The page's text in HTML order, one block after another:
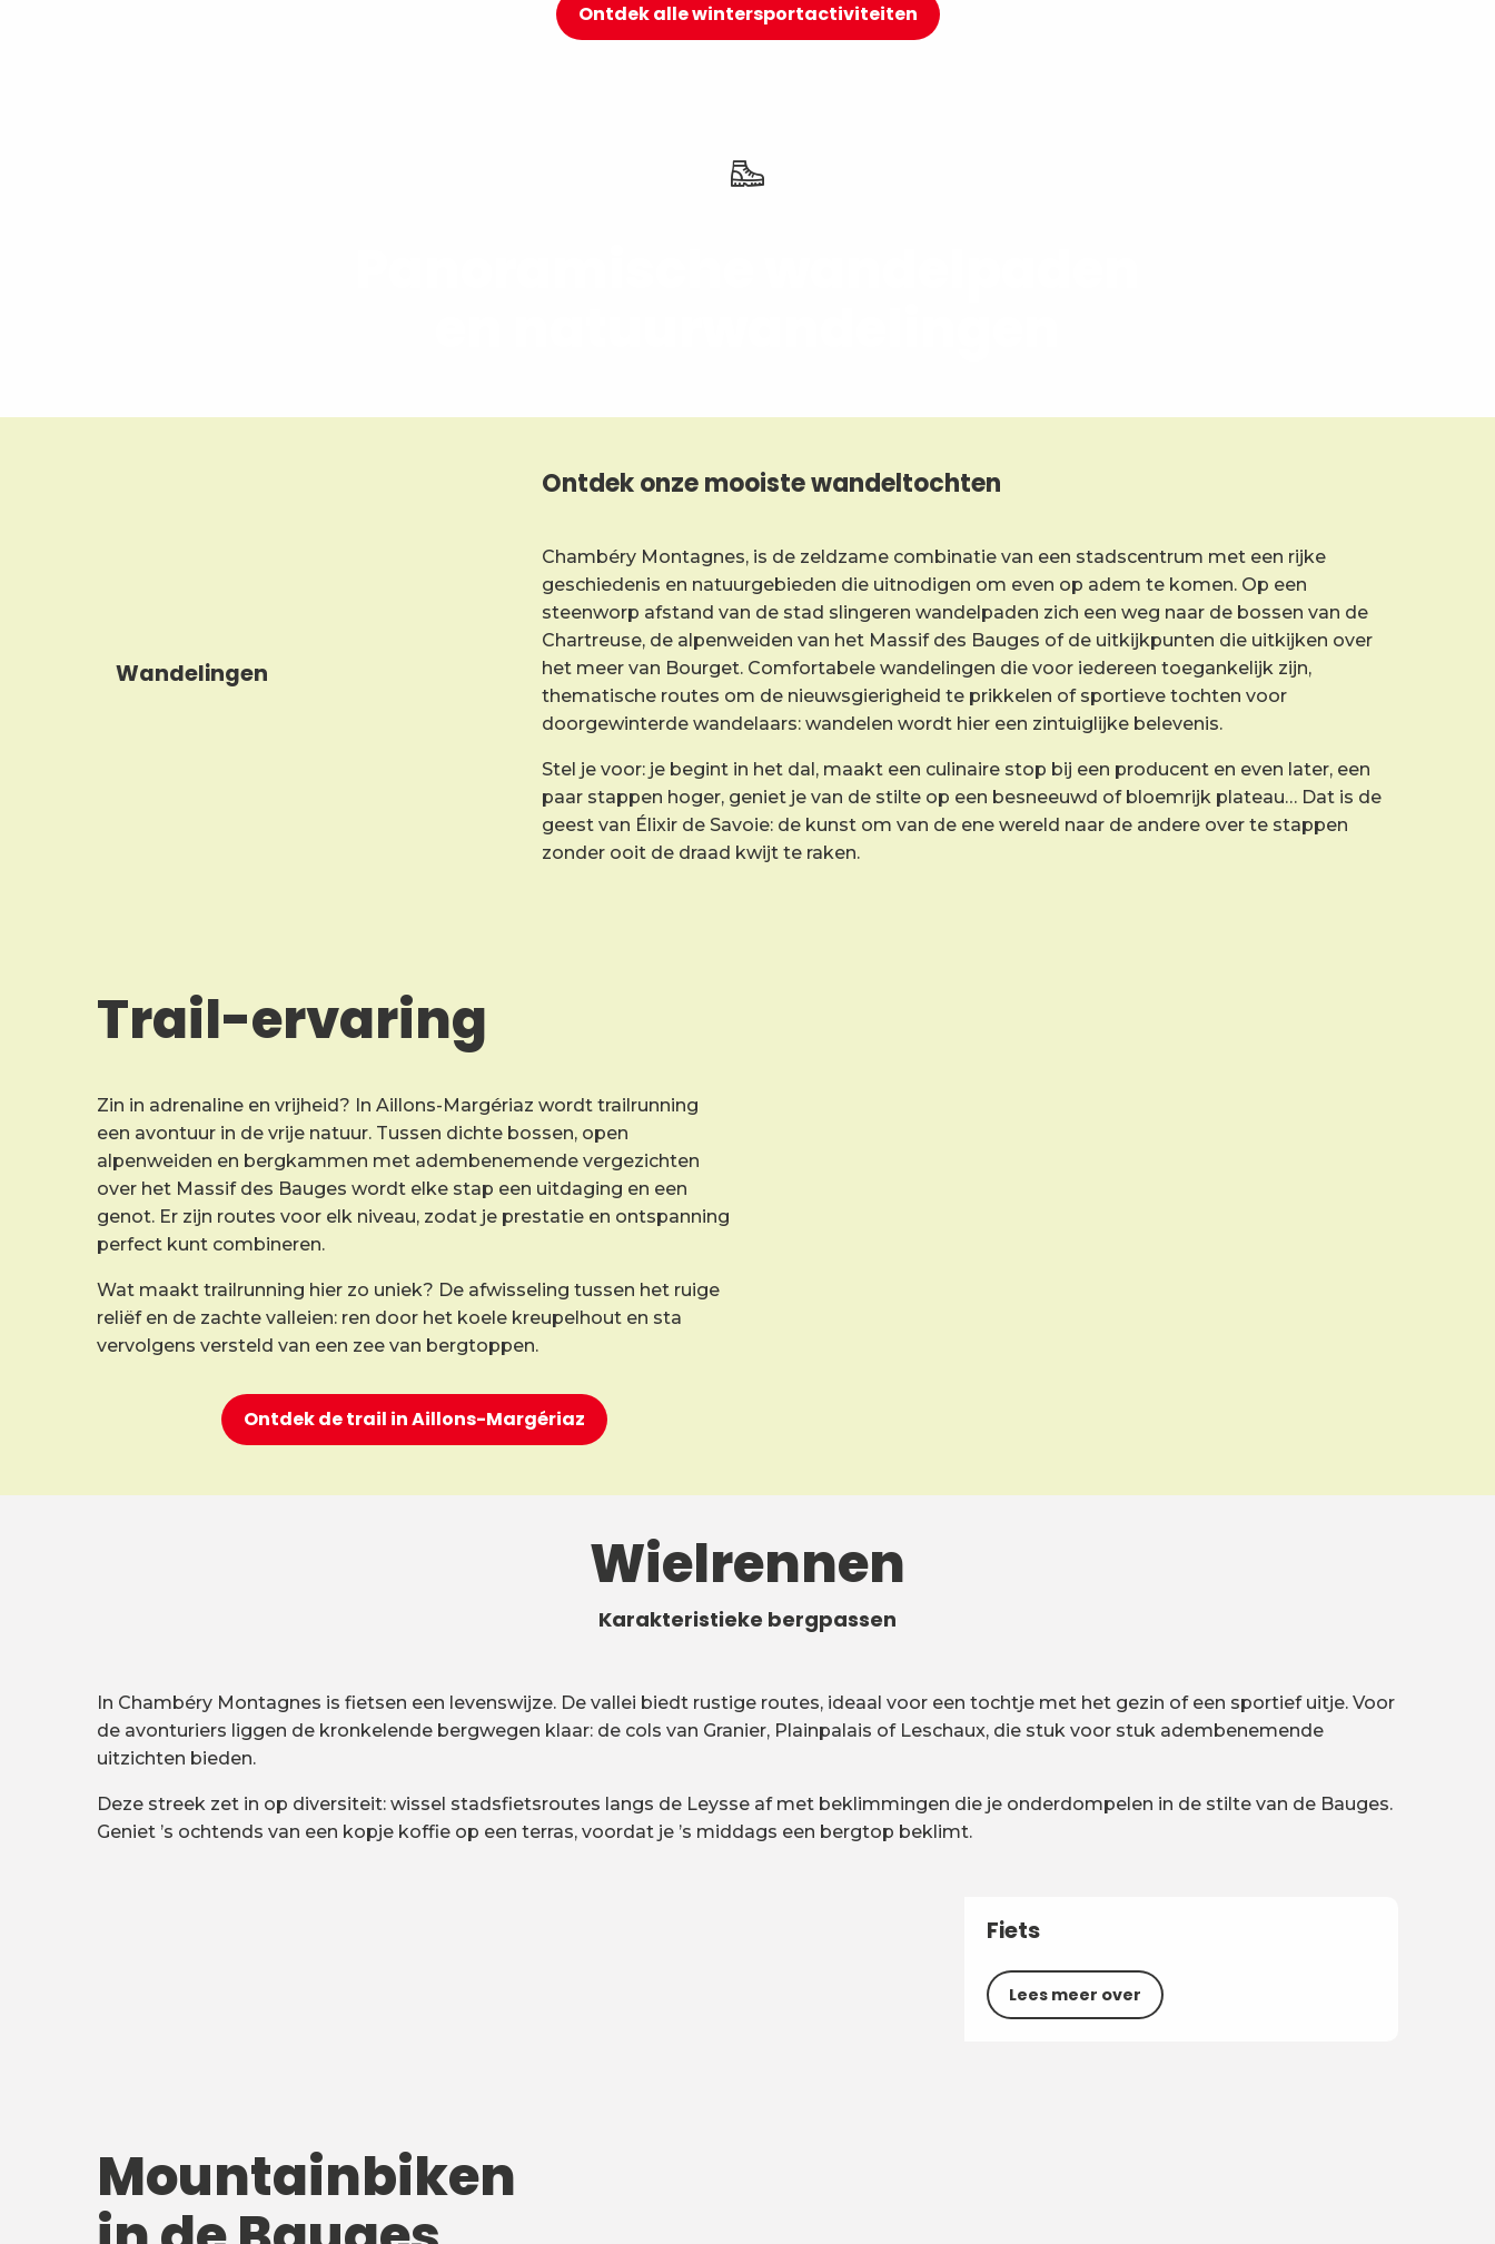
Ontdek alle wintersportactiviteiten
Wandelingen
Ontdek onze mooiste wandeltochten
Chambéry Montagnes, is de zeldzame combinatie van een stadscentrum met een rijke
geschiedenis en natuurgebieden die uitnodigen om even op adem te komen. Op een
steenworp afstand van de stad slingeren wandelpaden zich een weg naar de bossen van de
Chartreuse, de alpenweiden van het Massif des Bauges of de uitkijkpunten die uitkijken over
het meer van Bourget. Comfortabele wandelingen die voor iedereen toegankelijk zijn,
thematische routes om de nieuwsgierigheid te prikkelen of sportieve tochten voor
doorgewinterde wandelaars: wandelen wordt hier een zintuiglijke belevenis.
Stel je voor: je begint in het dal, maakt een culinaire stop bij een producent en even later, een
paar stappen hoger, geniet je van de stilte op een besneeuwd of bloemrijk plateau… Dat is de
geest van Élixir de Savoie: de kunst om van de ene wereld naar de andere over te stappen
zonder ooit de draad kwijt te raken.
Trail-ervaring
Zin in adrenaline en vrijheid? In Aillons-Margériaz wordt trailrunning
een avontuur in de vrije natuur. Tussen dichte bossen, open
alpenweiden en bergkammen met adembenemende vergezichten
over het Massif des Bauges wordt elke stap een uitdaging en een
genot. Er zijn routes voor elk niveau, zodat je prestatie en ontspanning
perfect kunt combineren.
Wat maakt trailrunning hier zo uniek? De afwisseling tussen het ruige
reliëf en de zachte valleien: ren door het koele kreupelhout en sta
vervolgens versteld van een zee van bergtoppen.
Ontdek de trail in Aillons-Margériaz
Wielrennen
Karakteristieke bergpassen
In Chambéry Montagnes is fietsen een levenswijze. De vallei biedt rustige routes, ideaal voor een tochtje met het gezin of een sportief uitje. Voor
de avonturiers liggen de kronkelende bergwegen klaar: de cols van Granier, Plainpalais of Leschaux, die stuk voor stuk adembenemende
uitzichten bieden.
Deze streek zet in op diversiteit: wissel stadsfietsroutes langs de Leysse af met beklimmingen die je onderdompelen in de stilte van de Bauges.
Geniet ’s ochtends van een kopje koffie op een terras, voordat je ’s middags een bergtop beklimt.
Fiets
Lees meer over
Mountainbiken